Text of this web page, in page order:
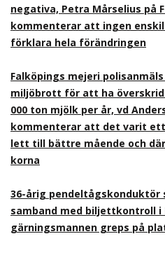
negativa, Petra Mårselius på
kommenterar att ingen
förklara hela förändringen
Falköpings mejeri
miljöbrott för att ha
000 ton mjölk per år, vd
kommenterar att det varit
lett till bättre mående och
korna
36-årig pendeltågskonduktör
samband med biljettkontroll i
gärningsmannen greps på